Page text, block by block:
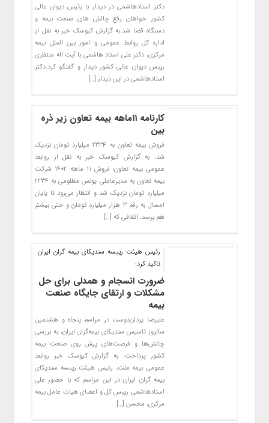
دکتر استادهاشمی در دیدار با رئیس دیوان عالی
کشور خواهان رفع چالش های صنعت بیمه و
دستگاه قضا شد.به گزارش کیوسک خبر به نقل از
اداره کل روابط عمومی و امور بین الملل بیمه
مرکزی، دکتر علی استاد هاشمی با آیت اله منتظری
رییس دیوان عالی کشور دیدار و گفتگو کرد.دکتر
استادهاشمی در این دیدار […]
کارنامه ۱۱ماهه بیمه تعاون زیر ذره
بین
فروش بیمه تعاون به ۲۳۳۴ میلیارد تومان نزدیک
شد. به گزارش کیوسک خبر به نقل از روابط
عمومی بیمه تعاون؛ فروش ۱۱ ماهه ۱۴۰۲ شرکت
بیمه تعاون به مدیرعاملی یونس مظلومی به ۲۳۳۴
میلیارد تومان نزدیک شد و انتظار می‌رود تا پایان
امسال به رقم ۳ هزار میلیارد تومان و حتی بیشتر
هم برسد. اتفاقی که […]
رئیس هیئت رییسه سندیکای بیمه گران ایران
تاکید کرد:
ضرورت انسجام و همدلی برای حل
مشکلات و ارتقای جایگاه صنعت
بیمه
علیرضا یزدان‌دوست در مراسم پنجاه و هشتمین
سالروز تاسیس سندیکای بیمه‌گران ایران، به بررسی
چالش‌ها و فرصت‌های پیش روی صنعت بیمه
کشور پرداخت. به گزارش کیوسک خبر روابط
عمومی بیمه ملت، رئیس هیئت رییسه سندیکای
بیمه گران ایران در این مراسم که با حضور علی
استادهاشمی رییس کل و اعضای هیات عامل بیمه
مرکزی، محسن […]